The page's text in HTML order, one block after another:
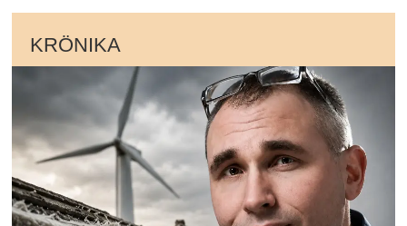
KRÖNIKA